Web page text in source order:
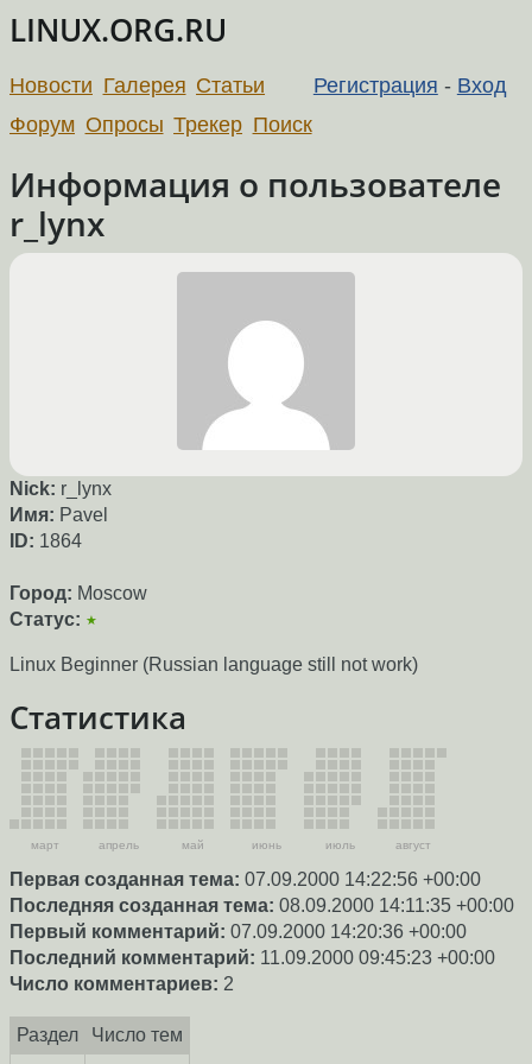
LINUX.ORG.RU
Регистрация - Вход
Новости Галерея Статьи
Форум Опросы Трекер Поиск
Информация о пользователе
r_lynx
Nick: r_lynx
Имя: Pavel
ID: 1864
Город: Moscow
Статус: ★
Linux Beginner (Russian language still not work)
Статистика
март апрель май июнь июль август
Первая созданная тема: 07.09.2000 14:22:56 +00:00
Последняя созданная тема: 08.09.2000 14:11:35 +00:00
Первый комментарий: 07.09.2000 14:20:36 +00:00
Последний комментарий: 11.09.2000 09:45:23 +00:00
Число комментариев: 2
Раздел
Число тем